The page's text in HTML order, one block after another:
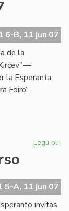
6-B, 11 jun 07
de la
—
la Esperanta
Foiro”.
Legu pli
5-A, 11 jun 07
invitas